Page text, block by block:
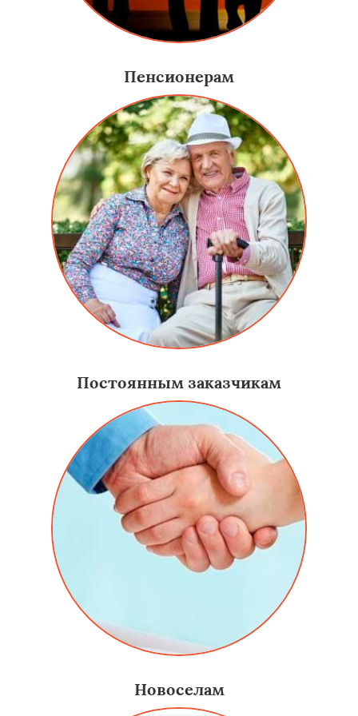
Пенсионерам
Постоянным заказчикам
Новоселам